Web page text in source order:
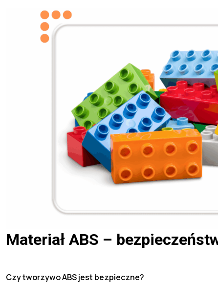
Materiał ABS –
Czy tworzywo ABS jest bezpieczne?